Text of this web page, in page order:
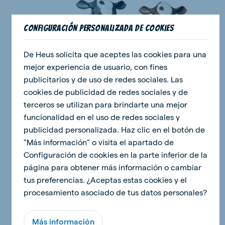
Como montar un proyecto chulo
Así que te han dado un proyecto para trabajar.
¿No sabes por dónde empezar? No te
preocupes. Con estos consejos de Ana y Dani
seguro que lo harás bien.
Consejos para elaborar un proyecto chulo
Configuración personalizada de cookies
De Heus solicita que aceptes las cookies para una
mejor experiencia de usuario, con fines
publicitarios y de uso de redes sociales. Las
cookies de publicidad de redes sociales y de
terceros se utilizan para brindarte una mejor
funcionalidad en el uso de redes sociales y
publicidad personalizada. Haz clic en el botón de
"Más información" o visita el apartado de
Configuración de cookies en la parte inferior de la
página para obtener más información o cambiar
tus preferencias. ¿Aceptas estas cookies y el
procesamiento asociado de tus datos personales?
Más información